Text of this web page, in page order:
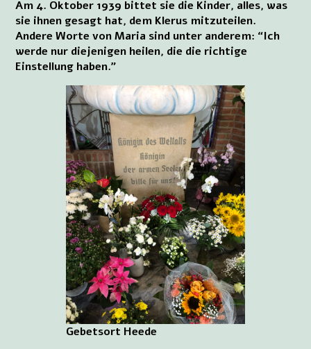
Am 4. Oktober 1939 bittet sie die Kinder, alles, was
sie ihnen gesagt hat, dem Klerus mitzuteilen.
Andere Worte von Maria sind unter anderem: “Ich
werde nur diejenigen heilen, die die richtige
Einstellung haben.”
Gebetsort Heede